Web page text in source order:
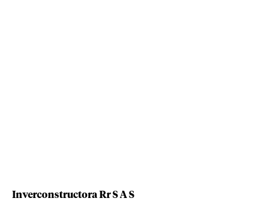
Inverconstructora Rr S A S